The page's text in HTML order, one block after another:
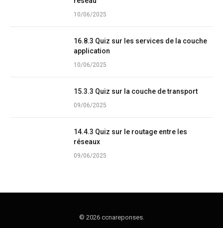
10/06/2025
16.8.3 Quiz sur les services de la couche
application
10/06/2025
15.3.3 Quiz sur la couche de transport
09/06/2025
14.4.3 Quiz sur le routage entre les
réseaux
09/06/2025
© 2026 ccnareponses.